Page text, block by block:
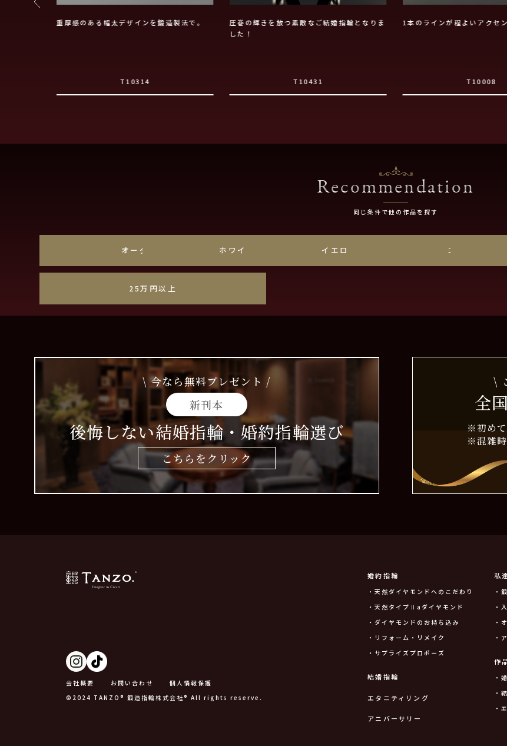
重厚感のある幅太デザインを鍛造製法で。
T10314
圧巻の輝きを放つ素敵なご結婚指輪となりま
した！
T10431
1本のラインが程よいアクセ
T10008
Recommendation
同じ条件で他の作品を探す
オーダーメイド ホワイトゴールド イエローゴールド コンビ
25万円以上
\ 今なら無料プレゼント /
新刊本
後悔しない結婚指輪・婚約指輪選び
こちらをクリック
\
全
※初めて
※混雑
会社概要 お問い合わせ
個人情報保護
©2024 TANZO® 鍛造指輪株式会社® All rights reserve.
婚約指輪
・天然ダイヤモンドへのこだわり
・天然タイプⅡaダイヤモンド
・ダイヤモンドのお持ち込み
・リフォーム・リメイク
・サプライズプロポーズ
結婚指輪
エタニティリング
アニバーサリー
私
・
・
・
・
作
・
・
・